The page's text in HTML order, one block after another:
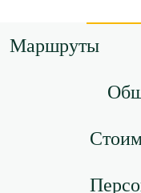
Маршруты